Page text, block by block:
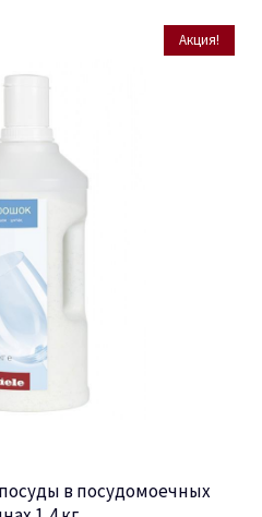
Акция!
в посудомоечных